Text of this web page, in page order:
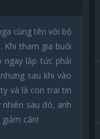
cùng tên với bộ
Khi tham gia buổi
lập tức phải
sau khi vào
và là con trai tin
sau đó, anh
cân!